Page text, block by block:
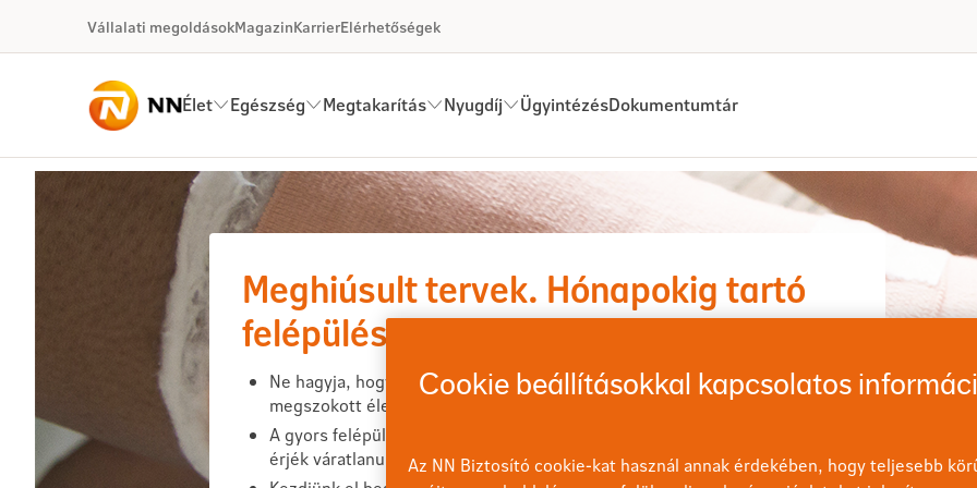
Ugrás a fő tartalomhoz
Vállalati megoldásokMagazinKarrierElérhetőségek
Élet Egészség Megtakarítás Nyugdíj ÜgyintézésDokumentumtár
Kérdések és válaszok - Baleseti felépülés biztosítás
Meghiúsult tervek. Hónapokig tartó
felépülés.
Ne hagyja, hogy egy váratlan baleset hosszú időre kizökkentse a
megszokott életéből!
A gyors felépülés számít. Biztosítsa magát, hogy a váratlan helyzetek ne
érjék váratlanul.
Cookie beállításokkal kapcsolatos
Az NN Biztosító cookie-kat használ annak érdekében, hogy teljesebb